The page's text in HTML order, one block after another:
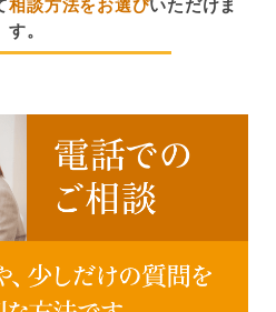
相談方法をお選びいただけま
す。